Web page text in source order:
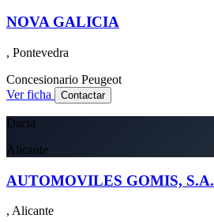
NOVA GALICIA
, Pontevedra
Concesionario Peugeot
Ver ficha
Contactar
Dacia
Alicante
AUTOMOVILES GOMIS, S.A.
, Alicante